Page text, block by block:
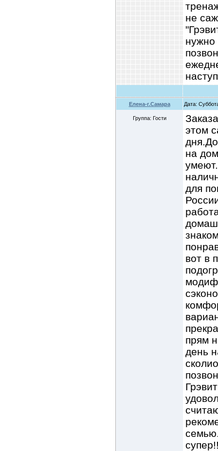
не
нужно
Елена-г.Самара Дата:
Группа: Гости
этом
на
для
вот в
прям
день